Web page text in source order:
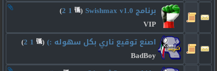
برنامج Swishmax v1.0
‏
(
1
2
)
VIP
اصنع توقيع ناري بكل سهوله :)‏
(
1
2
)
BadBoy